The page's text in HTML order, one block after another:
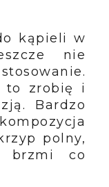
kąpieli w
nie
to zrobię i
Bardzo
polny,
brzmi co